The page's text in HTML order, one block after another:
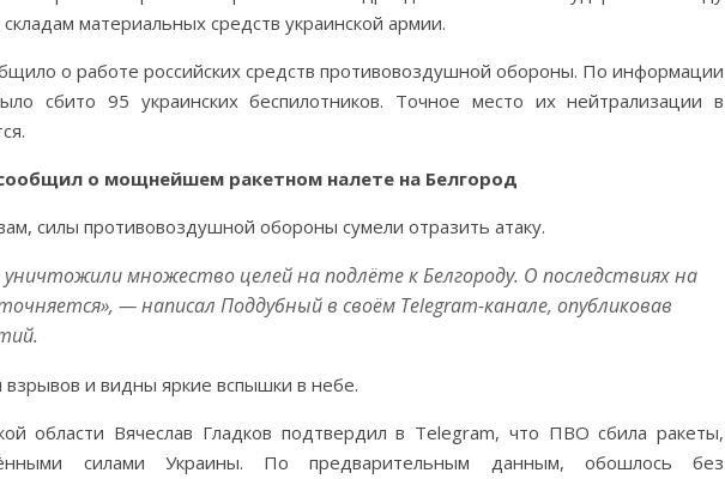
материальных средств украинской армии.
о работе российских средств противовоздушной обороны. По информации
сбито 95 украинских беспилотников. Точное место их нейтрализации в
о мощнейшем ракетном налете на Белгород
силы противовоздушной обороны сумели отразить атаку.
множество целей на подлёте к Белгороду. О последствиях на
— написал Поддубный в своём Telegram-канале, опубликовав
и видны яркие вспышки в небе.
области Вячеслав Гладков подтвердил в Telegram, что ПВО сбила ракеты,
силами Украины. По предварительным данным, обошлось без